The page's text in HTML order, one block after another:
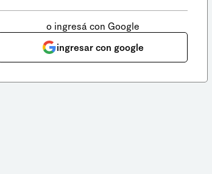
o ingresá con Google
ingresar con google